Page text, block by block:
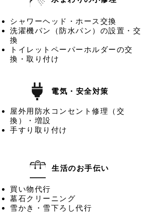
シャワーヘッド・ホース交換
洗濯機パン（防水パン）の設置・交
換
トイレットペーパーホルダーの交
換・取り付け
電気・安全対策
屋外用防水コンセント修理（交
換）・増設
手すり取り付け
生活のお手伝い
買い物代行
墓石クリーニング​
雪かき・雪下ろし代行